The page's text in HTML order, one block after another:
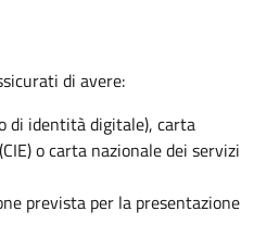
di avere:
di identità digitale), carta
o carta nazionale dei servizi
prevista per la presentazione